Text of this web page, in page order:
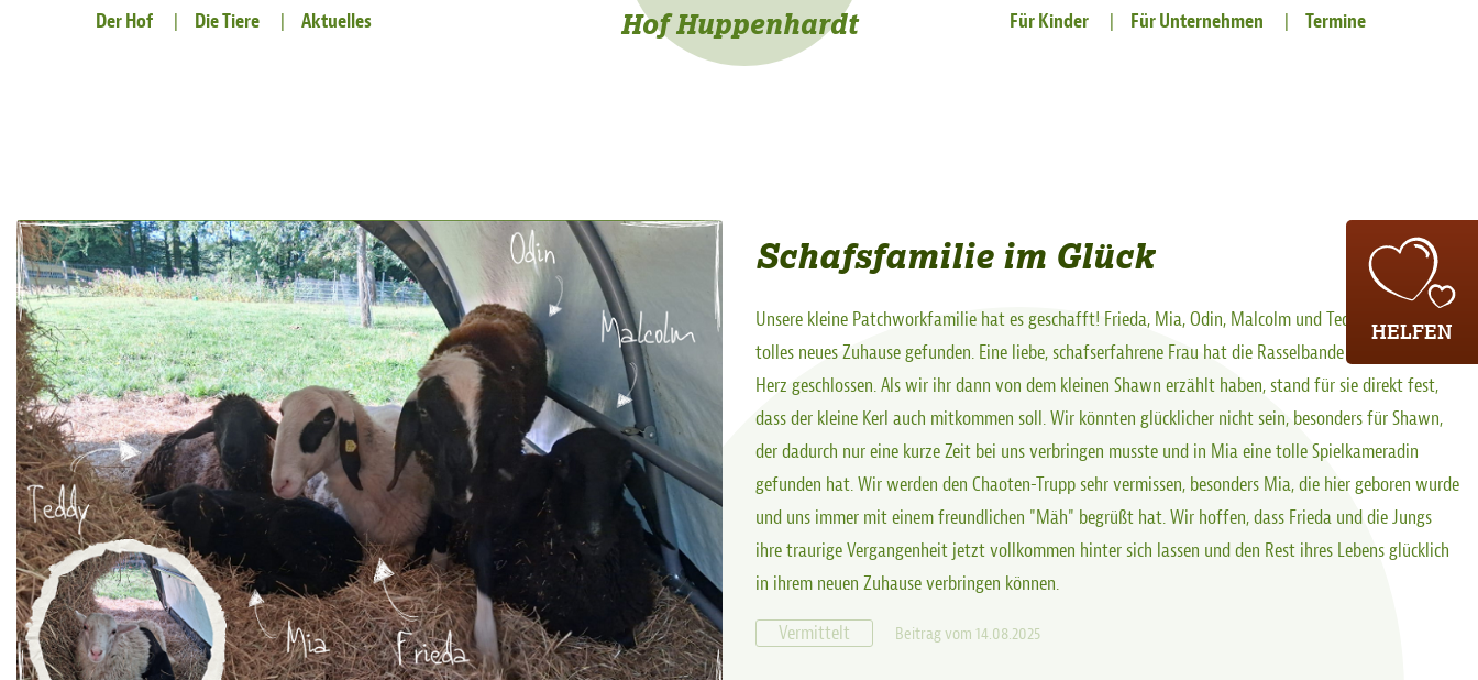
Der Hof Die Tiere Aktuelles Hof Huppenhardt Für Kinder Für Unternehmen Termine
HELFEN
Schafsfamilie im Glück
Unsere kleine Patchworkfamilie hat es geschafft! Frieda, Mia, Odin, Malcolm und Teddy haben ein
tolles neues Zuhause gefunden. Eine liebe, schafserfahrene Frau hat die Rasselbande sofort in ihr
Herz geschlossen. Als wir ihr dann von dem kleinen Shawn erzählt haben, stand für sie direkt fest,
dass der kleine Kerl auch mitkommen soll. Wir könnten glücklicher nicht sein, besonders für Shawn,
der dadurch nur eine kurze Zeit bei uns verbringen musste und in Mia eine tolle Spielkameradin
gefunden hat. Wir werden den Chaoten-Trupp sehr vermissen, besonders Mia, die hier geboren wurde
und uns immer mit einem freundlichen "Mäh" begrüßt hat. Wir hoffen, dass Frieda und die Jungs
ihre traurige Vergangenheit jetzt vollkommen hinter sich lassen und den Rest ihres Lebens glücklich
in ihrem neuen Zuhause verbringen können.
Vermittelt
Beitrag vom 14.08.2025